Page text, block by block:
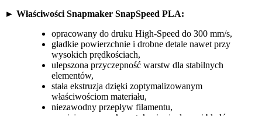
► Właściwości Snapmaker SnapSpeed PLA:
opracowany do druku High-Speed do 300 mm/s,
gładkie powierzchnie i drobne detale nawet przy
wysokich prędkościach,
ulepszona przyczepność warstw dla stabilnych
elementów,
stała ekstruzja dzięki zoptymalizowanym
właściwościom materiału,
niezawodny przepływ filamentu,